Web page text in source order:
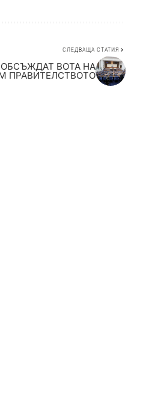
СЛЕДВАЩА СТАТИЯ
ВОТА НА
ПРАВИТЕЛСТВОТО